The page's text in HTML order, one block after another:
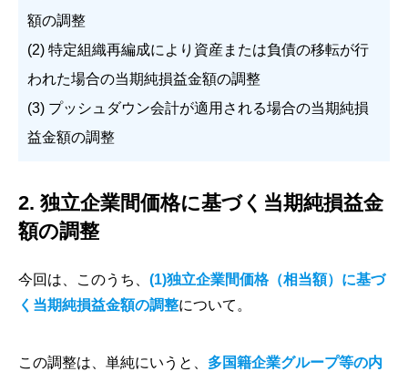
額の調整
(2) 特定組織再編成により資産または負債の移転が行
われた場合の当期純損益金額の調整
(3) プッシュダウン会計が適用される場合の当期純損
益金額の調整
2. 独立企業間価格に基づく当期純損益金
額の調整
今回は、このうち、 (1)独立企業間価格（相当額）に基づ
く当期純損益金額の調整について。
この調整は、単純にいうと、 多国籍企業グループ等の内